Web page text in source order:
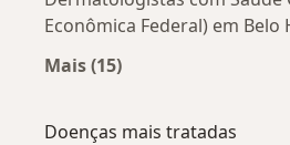
Econômica Federal) em
Mais (15)
Doenças mais tratadas